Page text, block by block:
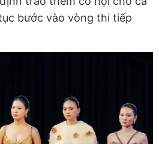
bước vào vòng thi tiếp